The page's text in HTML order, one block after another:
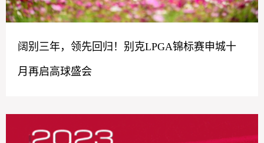
阔别三年，领先回归！别克LPGA锦标赛申城十
月再启高球盛会